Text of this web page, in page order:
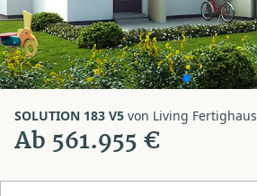
SOLUTION 183 V5 von Living Fertighaus
Ab 561.955 €